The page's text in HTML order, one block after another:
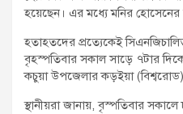
হয়েছেন। এর মধ্যে মনির
হতাহতদের প্রত্যেকেই
বৃহস্পতিবার সকাল সাড়ে ৭টার
কচুয়া উপজেলার কড়ইয়া (বিশ্বরোড)
স্থানীয়রা জানায়, বৃস্পতিবার সকালে